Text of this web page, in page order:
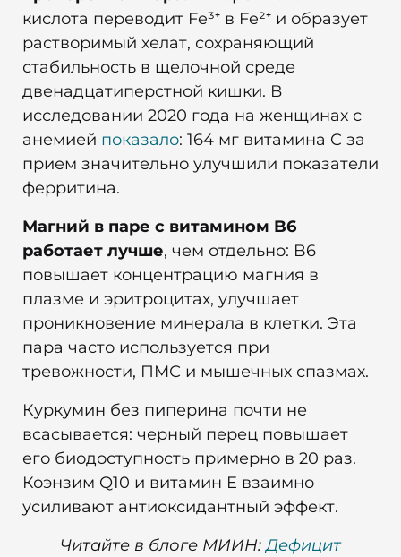
кислота переводит Fe³⁺ в Fe²⁺ и образует
растворимый хелат, сохраняющий
стабильность в щелочной среде
двенадцатиперстной кишки. В
исследовании 2020 года на женщинах с
анемией показало: 164 мг витамина C за
прием значительно улучшили показатели
ферритина.
Магний в паре с витамином B6
работает лучше, чем отдельно: B6
повышает концентрацию магния в
плазме и эритроцитах, улучшает
проникновение минерала в клетки. Эта
пара часто используется при
тревожности, ПМС и мышечных спазмах.
Куркумин без пиперина почти не
всасывается: черный перец повышает
его биодоступность примерно в 20 раз.
Коэнзим Q10 и витамин E взаимно
усиливают антиоксидантный эффект.
Читайте в блоге МИИН:Дефицит